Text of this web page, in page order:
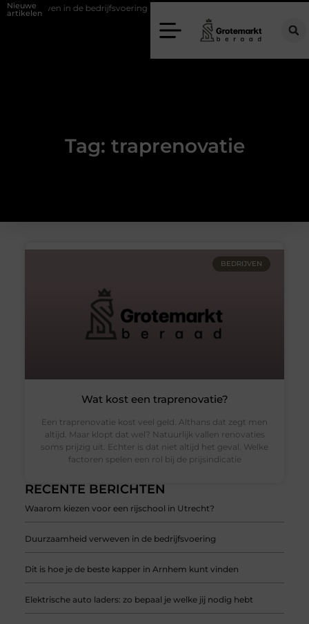
Nieuwe
artikelen
verweven in de bedrijfsvoering
Tag: traprenovatie
RECENTE BERICHTEN
Waarom kiezen voor een rijschool in Utrecht?
Duurzaamheid verweven in de bedrijfsvoering
Dit is hoe je de beste kapper in Arnhem kunt vinden
Elektrische auto laders: zo bepaal je welke jij nodig hebt
BEDRIJVEN
Wat kost een traprenovatie?
Een traprenovatie kost veel geld. Althans dat zegt men
altijd. Maar klopt dat wel? Natuurlijk vallen renovaties
soms prijzig uit. Echter is dat niet altijd het geval. Welke
factoren spelen een rol bij de prijsindicatie